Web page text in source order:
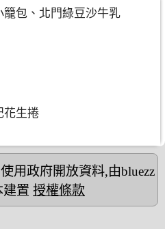
包、北門綠豆沙牛乳
花生捲
用政府開放資料,由bluezz
建置 授權條款